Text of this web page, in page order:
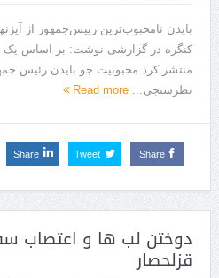
بایدن نامحبوب‌ترین رییس‌جمهور از
کنگره در گزارشی نوشت: بر اساس
منتشر کرد محبوبیت جو بایدن رئیس
نظرسنجی... Read more
Share
Tweet
Share
دوختن لب ها و اعتصاب سه
قزلحصار